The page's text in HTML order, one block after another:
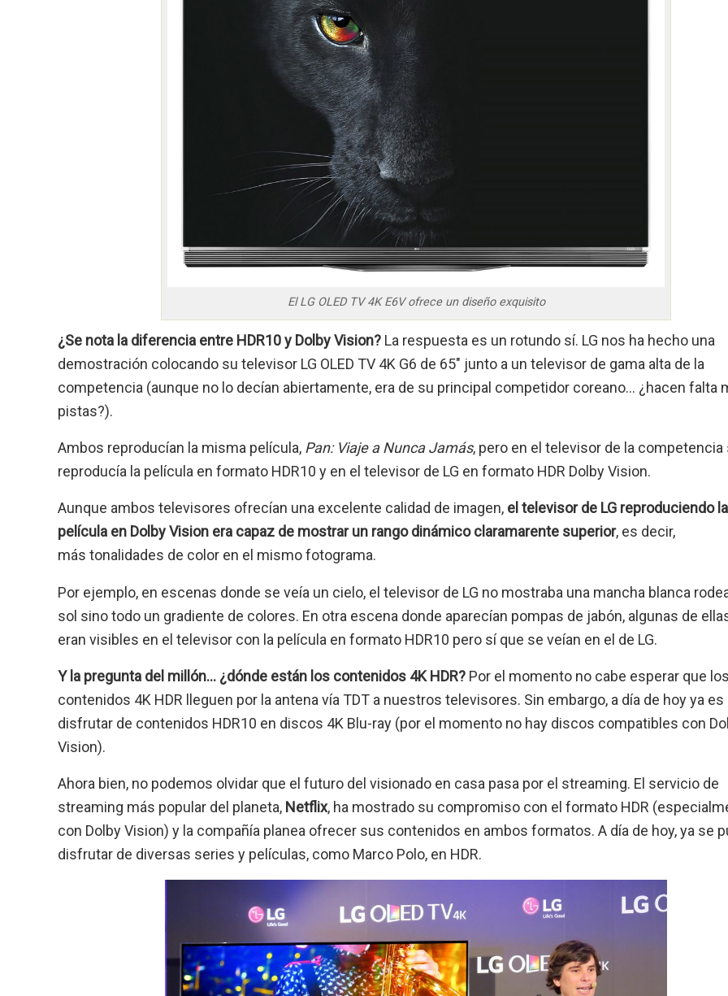
El LG OLED TV 4K E6V ofrece un diseño exquisito
¿Se nota la diferencia entre HDR10 y Dolby Vision? La respuesta es un rotundo sí. LG nos ha hecho una
demostración colocando su televisor LG OLED TV 4K G6 de 65″ junto a un televisor de gama alta de la
competencia (aunque no lo decían abiertamente, era de su principal competidor coreano… ¿hacen falta
pistas?).
Ambos reproducían la misma película, Pan: Viaje a Nunca Jamás, pero en el televisor de la competencia
reproducía la película en formato HDR10 y en el televisor de LG en formato HDR Dolby Vision.
Aunque ambos televisores ofrecían una excelente calidad de imagen, el televisor de LG reproduciendo la
película en Dolby Vision era capaz de mostrar un rango dinámico claramarente superior, es decir,
más tonalidades de color en el mismo fotograma.
Por ejemplo, en escenas donde se veía un cielo, el televisor de LG no mostraba una mancha blanca
sol sino todo un gradiente de colores. En otra escena donde aparecían pompas de jabón, algunas de
eran visibles en el televisor con la película en formato HDR10 pero sí que se veían en el de LG.
Y la pregunta del millón… ¿dónde están los contenidos 4K HDR? Por el momento no cabe esperar que los
contenidos 4K HDR lleguen por la antena vía TDT a nuestros televisores. Sin embargo, a día de hoy ya
disfrutar de contenidos HDR10 en discos 4K Blu-ray (por el momento no hay discos compatibles con
Vision).
Ahora bien, no podemos olvidar que el futuro del visionado en casa pasa por el streaming. El servicio de
streaming más popular del planeta, Netflix, ha mostrado su compromiso con el formato HDR
con Dolby Vision) y la compañía planea ofrecer sus contenidos en ambos formatos. A día de hoy, ya se
disfrutar de diversas series y películas, como Marco Polo, en HDR.